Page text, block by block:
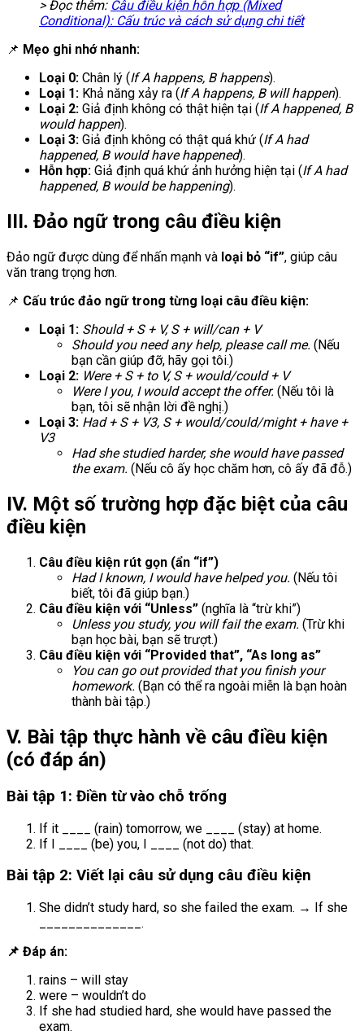
> Đọc thêm: Câu điều kiện hỗn hợp (Mixed
Conditional): Cấu trúc và cách sử dụng chi tiết
📌 Mẹo ghi nhớ nhanh:
Loại 0: Chân lý (If A happens, B happens).
Loại 1: Khả năng xảy ra (If A happens, B will happen).
Loại 2: Giả định không có thật hiện tại (If A happened, B
would happen).
Loại 3: Giả định không có thật quá khứ (If A had
happened, B would have happened).
Hỗn hợp: Giả định quá khứ ảnh hưởng hiện tại (If A had
happened, B would be happening).
III. Đảo ngữ trong câu điều kiện
Đảo ngữ được dùng để nhấn mạnh và loại bỏ “if”, giúp câu
văn trang trọng hơn.
📌 Cấu trúc đảo ngữ trong từng loại câu điều kiện:
Loại 1: Should + S + V, S + will/can + V
Should you need any help, please call me. (Nếu
bạn cần giúp đỡ, hãy gọi tôi.)
Loại 2: Were + S + to V, S + would/could + V
Were I you, I would accept the offer. (Nếu tôi là
bạn, tôi sẽ nhận lời đề nghị.)
Loại 3: Had + S + V3, S + would/could/might + have +
V3
Had she studied harder, she would have passed
the exam. (Nếu cô ấy học chăm hơn, cô ấy đã đỗ.)
IV. Một số trường hợp đặc biệt của câu
điều kiện
Câu điều kiện rút gọn (ẩn “if”)
Had I known, I would have helped you. (Nếu tôi
biết, tôi đã giúp bạn.)
Câu điều kiện với “Unless” (nghĩa là “trừ khi”)
Unless you study, you will fail the exam. (Trừ khi
bạn học bài, bạn sẽ trượt.)
Câu điều kiện với “Provided that”, “As long as”
You can go out provided that you finish your
homework. (Bạn có thể ra ngoài miễn là bạn hoàn
thành bài tập.)
V. Bài tập thực hành về câu điều kiện
(có đáp án)
Bài tập 1: Điền từ vào chỗ trống
If it ____ (rain) tomorrow, we ____ (stay) at home.
If I ____ (be) you, I ____ (not do) that.
Bài tập 2: Viết lại câu sử dụng câu điều kiện
She didn’t study hard, so she failed the exam. → If she
______________.
📌 Đáp án:
rains – will stay
were – wouldn’t do
If she had studied hard, she would have passed the
exam.